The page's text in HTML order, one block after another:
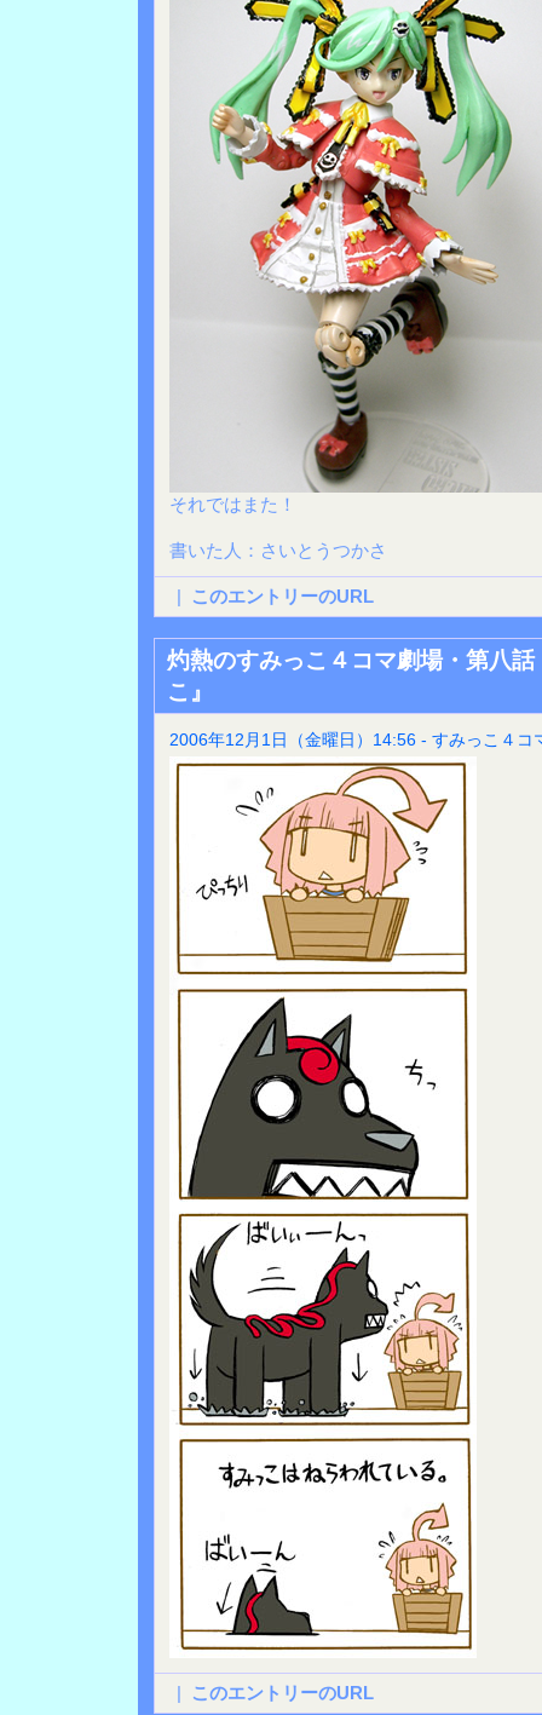
それではまた！
書いた人：さいとうつかさ
| このエントリーのURL
灼熱のすみっこ４コマ劇場・第八
こ』
2006年12月1日（金曜日）14:56 - すみっこ４コ
| このエントリーのURL